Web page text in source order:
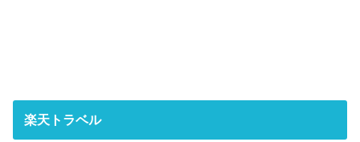
楽天トラベル